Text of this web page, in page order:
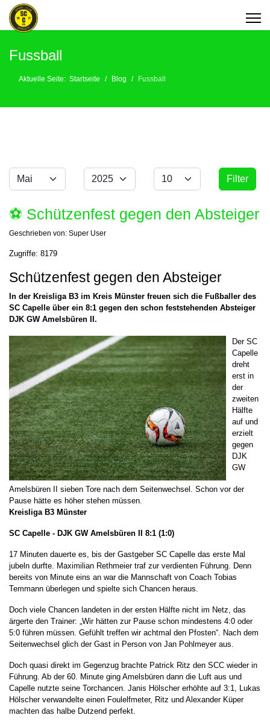
Fussball
Aktuelle Seite: Startseite Blog Fussball
Filter
Monat Jahr Anzeige #
Filter
⚽️ Schützenfest gegen den Absteiger
Geschrieben von: Super User
Zugriffe: 8179
Schützenfest gegen den Absteiger
In der Kreisliga B3 im Kreis Münster freuen sich die Fußballer des
SC Capelle über ein 8:1 gegen den schon feststehenden Absteiger
DJK GW Amelsbüren II.
Der SC
Capelle
dreht
erst in
der
zweiten
Hälfte
auf und
erzielt
gegen
DJK
GW
Amelsbüren II sieben Tore nach dem Seitenwechsel. Schon vor der
Pause hätte es höher stehen müssen.
Kreisliga B3 Münster
SC Capelle - DJK GW Amelsbüren II 8:1 (1:0)
17 Minuten dauerte es, bis der Gastgeber SC Capelle das erste Mal
jubeln durfte. Maximilian Rethmeier traf zur verdienten Führung. Denn
bereits von Minute eins an war die Mannschaft von Coach Tobias
Temmann überlegen und spielte sich Chancen heraus.
Doch viele Chancen landeten in der ersten Hälfte nicht im Netz, das
ärgerte den Trainer: „Wir hätten zur Pause schon mindestens 4:0 oder
5:0 führen müssen. Gefühlt treffen wir achtmal den Pfosten“. Nach dem
Seitenwechsel glich der Gast in Person von Jan Pohlmeyer aus.
Doch quasi direkt im Gegenzug brachte Patrick Ritz den SCC wieder in
Führung. Ab der 60. Minute ging Amelsbüren dann die Luft aus und
Capelle nutzte seine Torchancen. Janis Hölscher erhöhte auf 3:1, Lukas
Hölscher verwandelte einen Foulelfmeter, Ritz und Alexander Küper
machten das halbe Dutzend perfekt.